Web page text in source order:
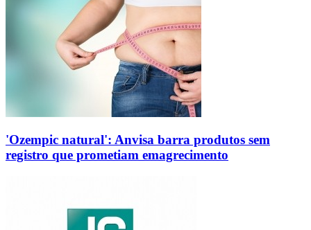
'Ozempic natural': Anvisa barra produtos sem
registro que prometiam emagrecimento